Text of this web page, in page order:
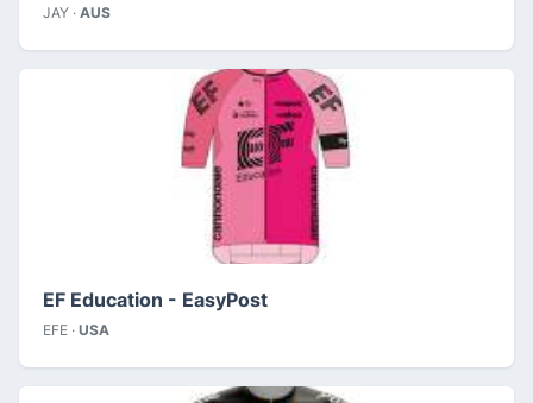
JAY · AUS
EF Education - EasyPost
EFE · USA